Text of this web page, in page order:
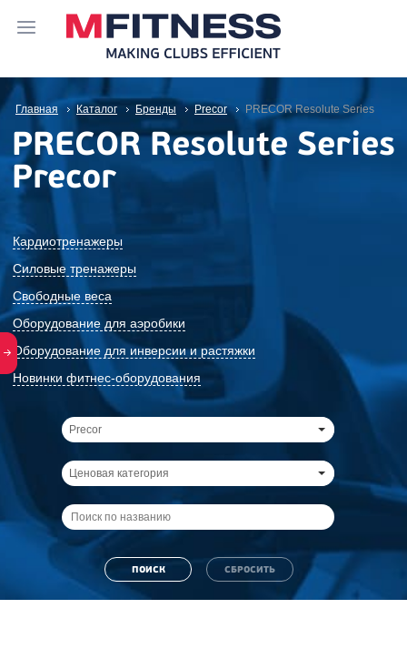
Главная Каталог Бренды Precor PRECOR Resolute Series
PRECOR Resolute Series
Precor
Кардиотренажеры
Силовые тренажеры
Свободные веса
Оборудование для аэробики
Оборудование для инверсии и растяжки
Новинки фитнес-оборудования
Precor
Ценовая категория